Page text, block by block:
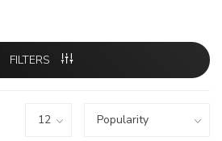
FILTERS